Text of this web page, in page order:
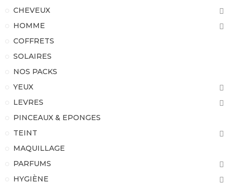
CHEVEUX
HOMME
COFFRETS
SOLAIRES
NOS PACKS
YEUX
LEVRES
PINCEAUX & EPONGES
TEINT
MAQUILLAGE
PARFUMS
HYGIÈNE